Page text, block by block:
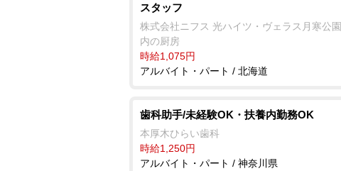
スタッフ
株式会社ニフス 光ハイツ・ヴェラス月寒公園
内の厨房
時給1,075円
アルバイト・パート / 北海道
歯科助手/未経験OK・扶養内勤務OK
本厚木ひらい歯科
時給1,250円
アルバイト・パート / 神奈川県